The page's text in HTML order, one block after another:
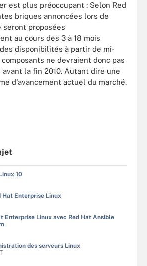
est plus préoccupant : Selon Red
briques annoncées lors de
seront proposées
au cours des 3 à 18 mois
disponibilités à partir de mi-
ne devraient donc pas
la fin 2010. Autant dire une
d'avancement actuel du marché.
10
Hat Enterprise Linux
Enterprise Linux avec Red Hat Ansible
des serveurs Linux